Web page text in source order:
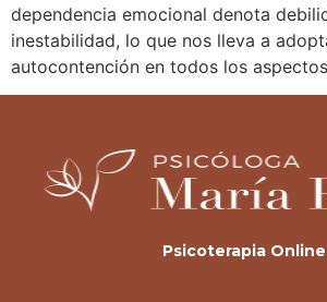
dependencia emocional denota
inestabilidad, lo que nos lleva a
autocontención en todos los
Psicoterapia Online